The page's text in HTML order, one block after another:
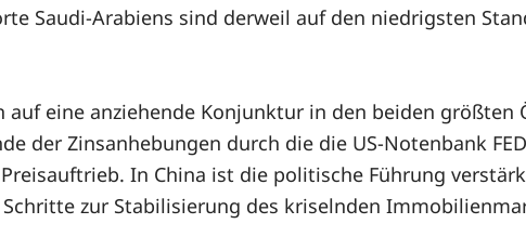
Saudi-Arabiens sind derweil auf den niedrigsten
eine anziehende Konjunktur in den beiden größten
der Zinsanhebungen durch die die US-Notenbank
In China ist die politische Führung
zur Stabilisierung des kriselnden